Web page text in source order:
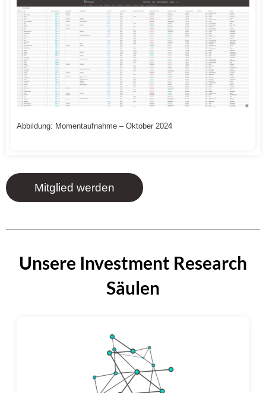
Abbildung: Momentaufnahme – Oktober 2024
Mitglied werden
Unsere Investment Research
Säulen